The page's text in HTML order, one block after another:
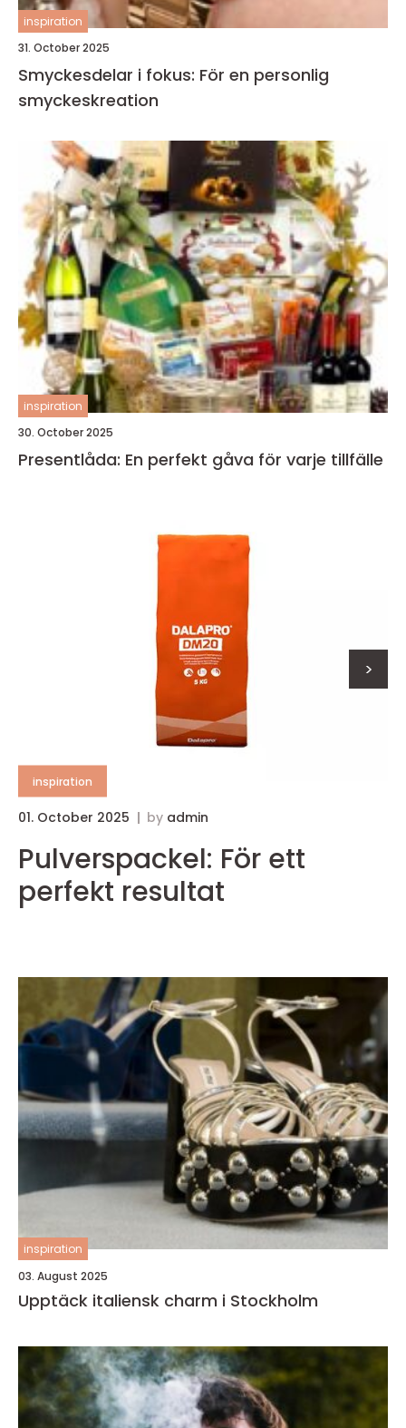
inspiration
31. October 2025
Smyckesdelar i fokus: För en personlig
smyckeskreation
inspiration
30. October 2025
Presentlåda: En perfekt gåva för varje tillfälle
inspiration
01. October 2025 by admin
Pulverspackel: För ett
perfekt resultat
>
inspiration
03. August 2025
Upptäck italiensk charm i Stockholm